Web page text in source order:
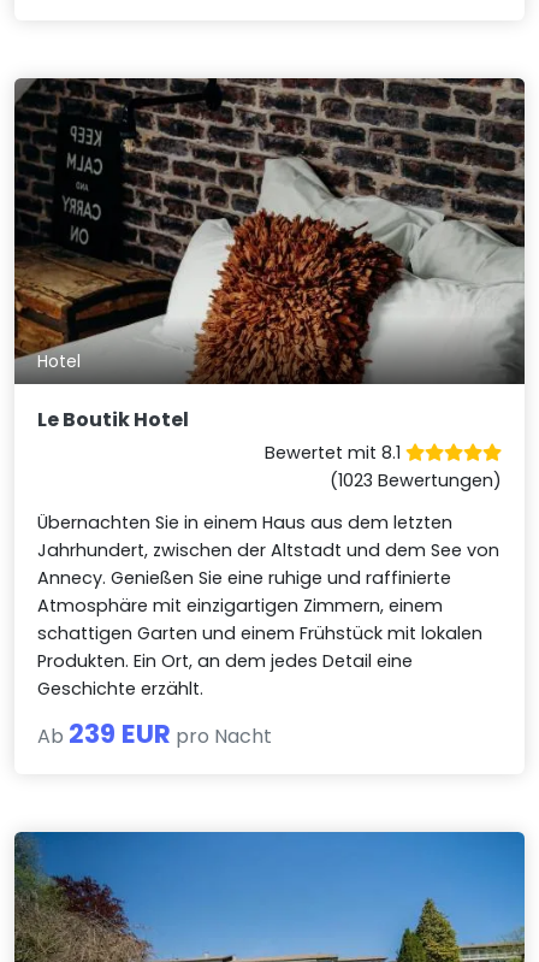
Hotel
Le Boutik Hotel
Bewertet mit 8.1
(1023 Bewertungen)
Übernachten Sie in einem Haus aus dem letzten
Jahrhundert, zwischen der Altstadt und dem See von
Annecy. Genießen Sie eine ruhige und raffinierte
Atmosphäre mit einzigartigen Zimmern, einem
schattigen Garten und einem Frühstück mit lokalen
Produkten. Ein Ort, an dem jedes Detail eine
Geschichte erzählt.
Ab 239 EUR pro Nacht